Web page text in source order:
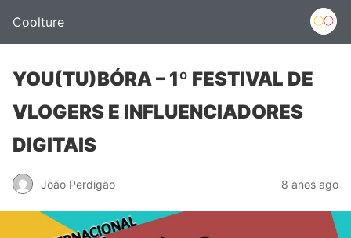
Coolture
YOU(TU)BÓRA – 1º FESTIVAL DE
VLOGERS E INFLUENCIADORES
DIGITAIS
João Perdigão 8 anos ago